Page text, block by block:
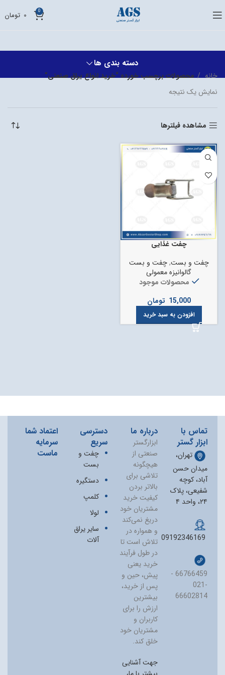
0
0 تومان
دسته بندی ها
خانه
محصولات برچسب خورده “خرید انواع یراق صنعتی”
نمایش یک نتیجه
مشاهده فیلترها
چفت غذایی
چفت و بست,چفت و بست
گالوانیزه معمولی
محصولات موجود
15,000 تومان
افزودن به سبد خرید
تماس با
ابزار گستر
تهران،
میدان حسن
آباد، کوچه
شفیعی، پلاک
۲۴، واحد ۴
09192346169
66766459 -
021-
66602814
درباره ما
ابزارگستر
صنعتی از
هیچگونه
تلاشی برای
بالاتر بردن
کیفیت خرید
مشتریان خود
دریغ نمی‏‌کند
و همواره در
تلاش است تا
در طول فرآیند
خرید یعنی
پیش، حین و
پس از خرید،
بیشترین
ارزش را برای
کاربران و
مشتریان خود
خلق کند.
جهت آشنایی
دسترسی
سریع
چفت و
بست
دستگیره
کلمپ
لولا
سایر یراق
آلات
اعتماد شما
سرمایه
ماست